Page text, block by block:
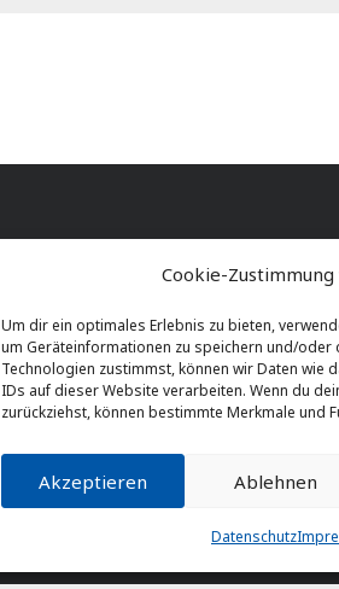
Cookie-
Um dir ein optimales Erlebnis zu bieten,
um Geräteinformationen zu speichern und/oder
Technologien zustimmst, können wir Daten wie
IDs auf dieser Website verarbeiten. Wenn du
zurückziehst, können bestimmte Merkmale und
Akzeptieren Ablehnen
Datenschutz